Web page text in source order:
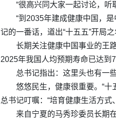
“很高兴同大家一起讨论，听
“到2035年建成健康中国，
记的一番话，道出“十五五”开局
长期关注健康中国事业的王
2025年我国人均预期寿命已达到
总书记指出：这里头也有一
悠悠民生，健康很重要。“
总书记叮嘱：“培育健康生活方
来自宁夏的马秀珍委员长期